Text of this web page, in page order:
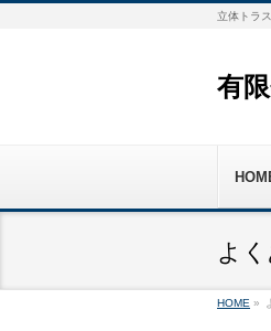
立体トラ
有
よ
HOME »